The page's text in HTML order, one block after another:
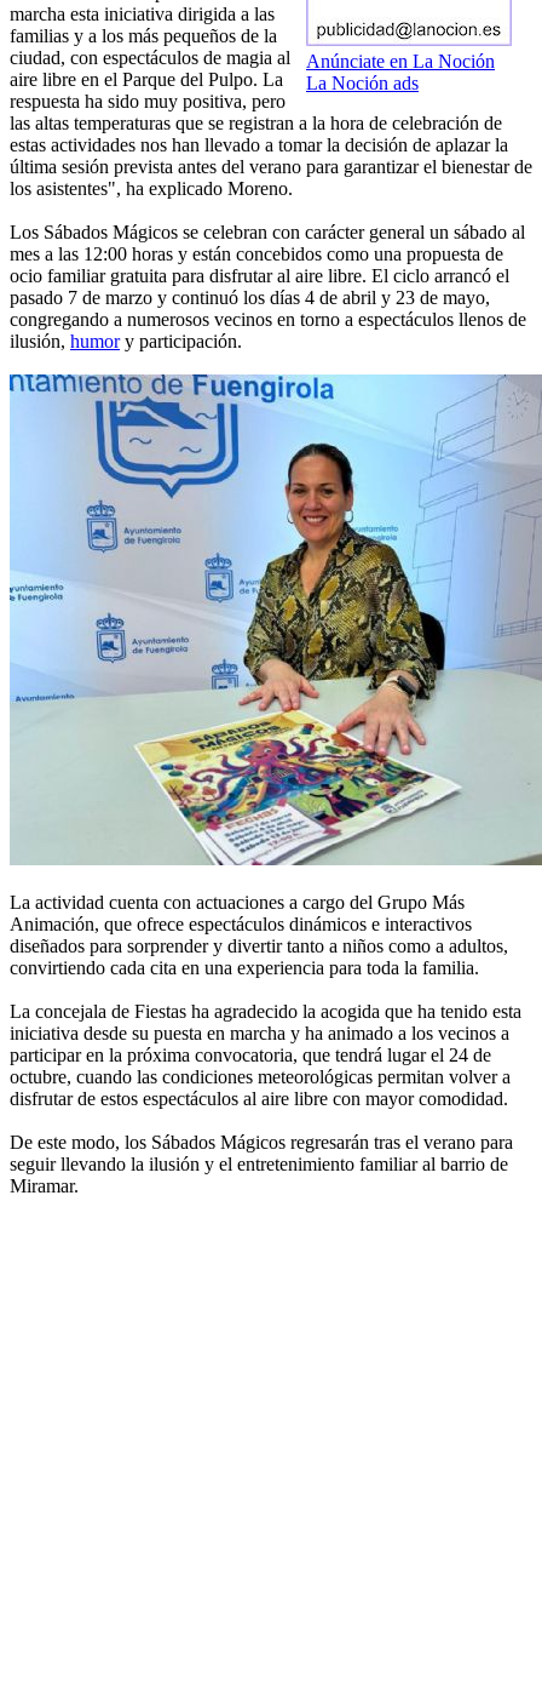
Anúnciate en La Noción
La Noción ads
marcha esta iniciativa dirigida a las
familias y a los más pequeños de la
ciudad, con espectáculos de magia al
aire libre en el Parque del Pulpo. La
respuesta ha sido muy positiva, pero
las altas temperaturas que se registran a la hora de celebración de
estas actividades nos han llevado a tomar la decisión de aplazar la
última sesión prevista antes del verano para garantizar el bienestar de
los asistentes", ha explicado Moreno.
Los Sábados Mágicos se celebran con carácter general un sábado al
mes a las 12:00 horas y están concebidos como una propuesta de
ocio familiar gratuita para disfrutar al aire libre. El ciclo arrancó el
pasado 7 de marzo y continuó los días 4 de abril y 23 de mayo,
congregando a numerosos vecinos en torno a espectáculos llenos de
ilusión, humory participación.
La actividad cuenta con actuaciones a cargo del Grupo Más
Animación, que ofrece espectáculos dinámicos e interactivos
diseñados para sorprender y divertir tanto a niños como a adultos,
convirtiendo cada cita en una experiencia para toda la familia.
La concejala de Fiestas ha agradecido la acogida que ha tenido esta
iniciativa desde su puesta en marcha y ha animado a los vecinos a
participar en la próxima convocatoria, que tendrá lugar el 24 de
octubre, cuando las condiciones meteorológicas permitan volver a
disfrutar de estos espectáculos al aire libre con mayor comodidad.
De este modo, los Sábados Mágicos regresarán tras el verano para
seguir llevando la ilusión y el entretenimiento familiar al barrio de
Miramar.